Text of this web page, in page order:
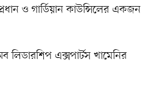
ও গার্ডিয়ান কাউন্সিলের একজন
এক্সপার্টস খামেনির